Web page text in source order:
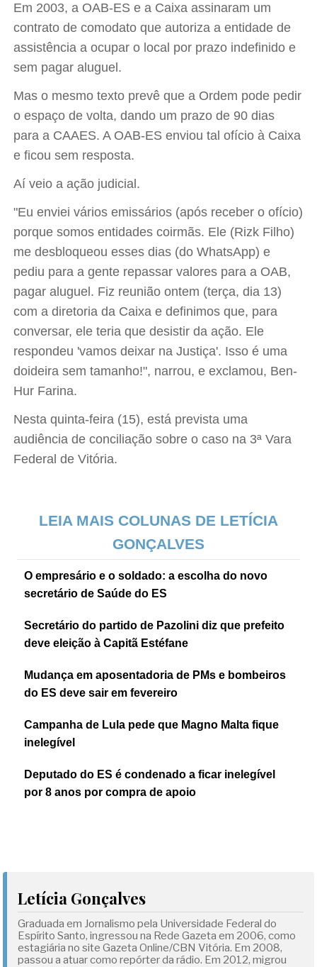
Em 2003, a OAB-ES e a Caixa assinaram um
contrato de comodato que autoriza a entidade de
assistência a ocupar o local por prazo indefinido e
sem pagar aluguel.
Mas o mesmo texto prevê que a Ordem pode pedir
o espaço de volta, dando um prazo de 90 dias
para a CAAES. A OAB-ES enviou tal ofício à Caixa
e ficou sem resposta.
Aí veio a ação judicial.
"Eu enviei vários emissários (após receber o ofício)
porque somos entidades coirmãs. Ele (Rizk Filho)
me desbloqueou esses dias (do WhatsApp) e
pediu para a gente repassar valores para a OAB,
pagar aluguel. Fiz reunião ontem (terça, dia 13)
com a diretoria da Caixa e definimos que, para
conversar, ele teria que desistir da ação. Ele
respondeu 'vamos deixar na Justiça'. Isso é uma
doideira sem tamanho!", narrou, e exclamou, Ben-
Hur Farina.
Nesta quinta-feira (15), está prevista uma
audiência de conciliação sobre o caso na 3ª Vara
Federal de Vitória.
LEIA MAIS COLUNAS DE LETÍCIA
GONÇALVES
O empresário e o soldado: a escolha do novo
secretário de Saúde do ES
Secretário do partido de Pazolini diz que prefeito
deve eleição à Capitã Estéfane
Mudança em aposentadoria de PMs e bombeiros
do ES deve sair em fevereiro
Campanha de Lula pede que Magno Malta fique
inelegível
Deputado do ES é condenado a ficar inelegível
por 8 anos por compra de apoio
Letícia Gonçalves
Graduada em Jornalismo pela Universidade Federal do
Espírito Santo, ingressou na Rede Gazeta em 2006, como
estagiária no site Gazeta Online/CBN Vitória. Em 2008,
passou a atuar como repórter da rádio. Em 2012, migrou